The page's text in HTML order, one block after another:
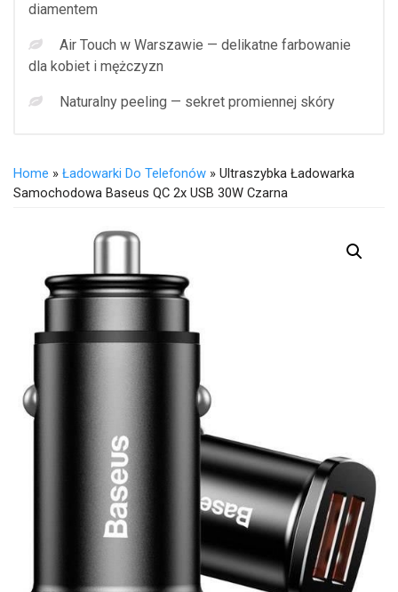
diamentem
Air Touch w Warszawie — delikatne farbowanie
dla kobiet i mężczyzn
Naturalny peeling — sekret promiennej skóry
Home » Ładowarki Do Telefonów » Ultraszybka Ładowarka
Samochodowa Baseus QC 2x USB 30W Czarna